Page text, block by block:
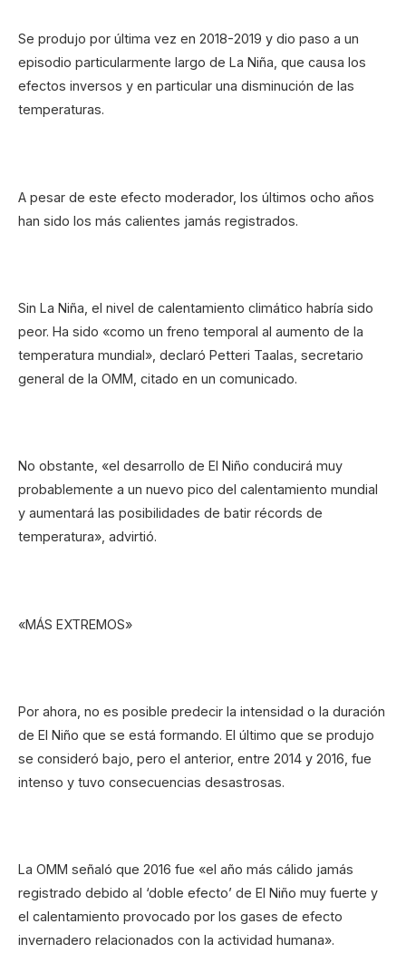
Se produjo por última vez en 2018-2019 y dio paso a un
episodio particularmente largo de La Niña, que causa los
efectos inversos y en particular una disminución de las
temperaturas.
A pesar de este efecto moderador, los últimos ocho años
han sido los más calientes jamás registrados.
Sin La Niña, el nivel de calentamiento climático habría sido
peor. Ha sido «como un freno temporal al aumento de la
temperatura mundial», declaró Petteri Taalas, secretario
general de la OMM, citado en un comunicado.
No obstante, «el desarrollo de El Niño conducirá muy
probablemente a un nuevo pico del calentamiento mundial
y aumentará las posibilidades de batir récords de
temperatura», advirtió.
«MÁS EXTREMOS»
Por ahora, no es posible predecir la intensidad o la duración
de El Niño que se está formando. El último que se produjo
se consideró bajo, pero el anterior, entre 2014 y 2016, fue
intenso y tuvo consecuencias desastrosas.
La OMM señaló que 2016 fue «el año más cálido jamás
registrado debido al ‘doble efecto’ de El Niño muy fuerte y
el calentamiento provocado por los gases de efecto
invernadero relacionados con la actividad humana».